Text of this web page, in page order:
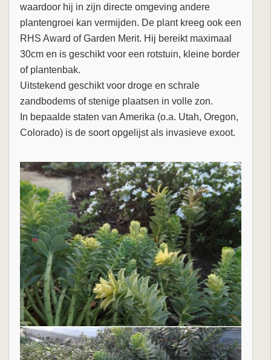
waardoor hij in zijn directe omgeving andere
plantengroei kan vermijden. De plant kreeg ook een
RHS Award of Garden Merit. Hij bereikt maximaal
30cm en is geschikt voor een rotstuin, kleine border
of plantenbak.
Uitstekend geschikt voor droge en schrale
zandbodems of stenige plaatsen in volle zon.
In bepaalde staten van Amerika (o.a. Utah, Oregon,
Colorado) is de soort opgelijst als invasieve exoot.